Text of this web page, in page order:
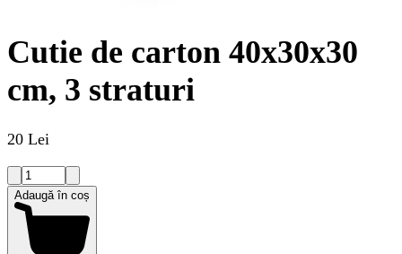
Cutie de carton 40x30x30
cm, 3 straturi
20 Lei
Adaugă în coș